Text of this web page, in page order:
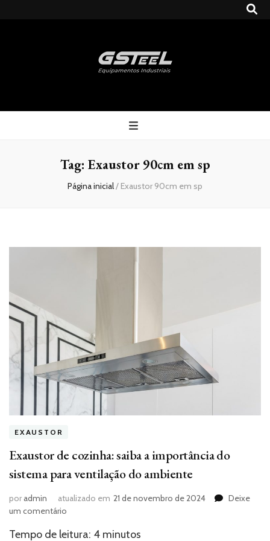
Gsteel
Tag: Exaustor 90cm em sp
Página inicial/ Exaustor 90cm em sp
EXAUSTOR
Exaustor de cozinha: saiba a importância do
sistema para ventilação do ambiente
poradmin atualizado em 21 de novembro de 2024
Deixe
um comentário
de
Tempo de leitura: 4 minutos